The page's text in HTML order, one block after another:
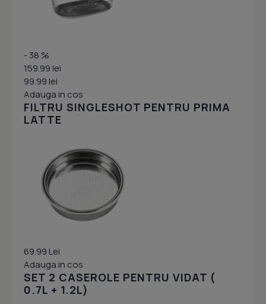
- 38 %
159.99 lei
99.99 lei
Adauga in cos
FILTRU SINGLESHOT PENTRU PRIMA
LATTE
69.99 Lei
Adauga in cos
SET 2 CASEROLE PENTRU VIDAT (
0.7L + 1.2L)